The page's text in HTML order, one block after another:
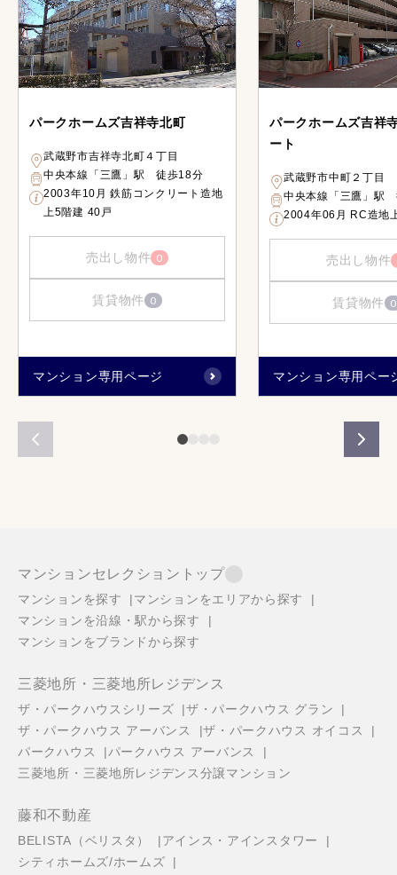
パークホームズ吉祥寺北町
武蔵野市吉祥寺北町４丁目
中央本線「三鷹」駅 徒歩18分
2003年10月 鉄筋コンクリート造地
上5階建 40戸
売出し物件 0
賃貸物件 0
マンション専用ページ
パークホームズ吉祥
ート
武蔵野市中町２丁目
中央本線「三鷹」駅
2004年06月 RC造地
売出し物件
賃貸物件 0
マンション専用ペー
マンションセレクショントップ
マンションを探す
マンションをエリアから探す
マンションを沿線・駅から探す
マンションをブランドから探す
三菱地所・三菱地所レジデンス
ザ・パークハウスシリーズ
ザ・パークハウス グラン
ザ・パークハウス アーバンス
ザ・パークハウス オイコス
パークハウス
パークハウス アーバンス
三菱地所・三菱地所レジデンス分譲マンション
藤和不動産
BELISTA（ベリスタ）
アインス・アインスタワー
シティホームズ/ホームズ